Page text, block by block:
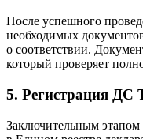
После успешного
необходимых
о соответствии.
который проверяет
5. Регистрация ДС
Заключительным этапом